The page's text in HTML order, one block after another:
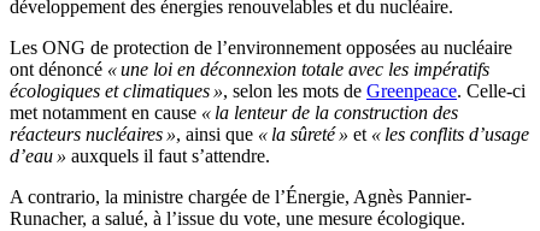
développement des énergies renouvelables et du nucléaire.
Les ONG de protection de l’environnement opposées au nucléaire
ont dénoncé « une loi en déconnexion totale avec les impératifs
écologiques et climatiques », selon les mots de Greenpeace. Celle-ci
met notamment en cause « la lenteur de la construction des
réacteurs nucléaires », ainsi que « la sûreté » et « les conflits d’usage
d’eau » auxquels il faut s’attendre.
A contrario, la ministre chargée de l’Énergie, Agnès Pannier-
Runacher, a salué, à l’issue du vote, une mesure écologique.